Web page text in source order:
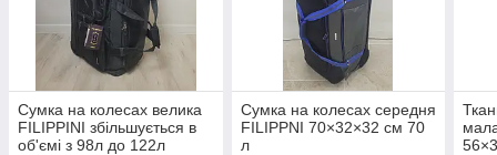
Сумка на колесах велика
FILIPPINI збільшується в
об'ємі з 98л до 122л
Сумка на колесах середня
FILIPPNI 70×32×32 см 70
л